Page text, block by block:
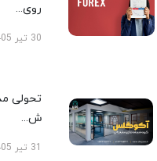
روی...
30 تیر 1405
تحولی
ش...